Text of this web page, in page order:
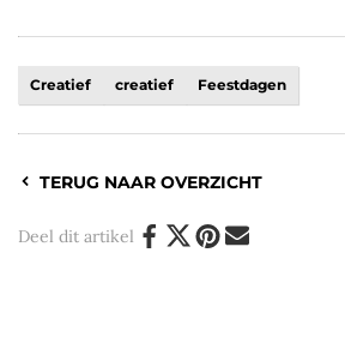
Creatief creatief Feestdagen
TERUG NAAR OVERZICHT
Deel dit artikel